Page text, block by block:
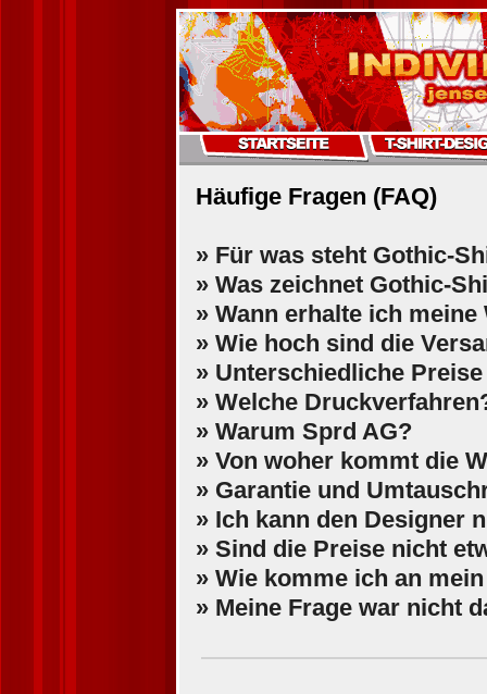
Häufige Fragen (FAQ)
» Für was steht Gothic-
» Was zeichnet Gothic-
» Wann erhalte ich meine
» Wie hoch sind die
» Unterschiedliche
» Welche
» Warum Sprd AG?
» Von woher kommt die
» Garantie und
» Ich kann den Designer
» Sind die Preise nicht
» Wie komme ich an
» Meine Frage war nicht